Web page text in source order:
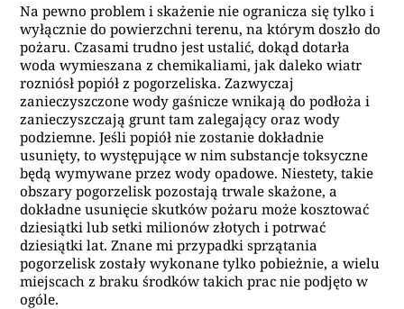
Na pewno problem i skażenie nie ogranicza się tylko i
wyłącznie dopowierzchni terenu, na którym doszło do
pożaru.Czasami trudno jest ustalić, dokąd dotarła
woda wymieszana z chemikaliami, jak daleko wiatr
rozniósł popiół z pogorzeliska. Zazwyczaj
zanieczyszczone wody gaśnicze wnikają do podłoża i
zanieczyszczają grunt tam zalegający oraz wody
podziemne. Jeśli popiół nie zostanie dokładnie
usunięty, to występujące w nim substancje toksyczne
będą wymywane przez wody opadowe. Niestety, takie
obszary pogorzelisk pozostają trwale skażone, a
dokładne usunięcie skutków pożaru może kosztować
dziesiątki lub setki milionów złotych i potrwać
dziesiątki lat. Znane mi przypadki sprzątania
pogorzelisk zostały wykonane tylko pobieżnie, a wielu
miejscach z braku środków takich prac nie podjęto w
ogóle.